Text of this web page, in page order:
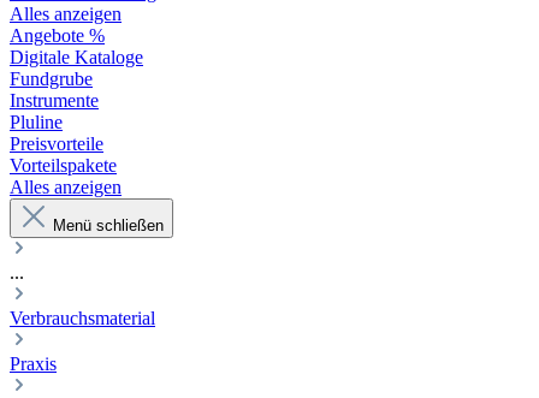
Alles anzeigen
Angebote %
Digitale Kataloge
Fundgrube
Instrumente
Pluline
Preisvorteile
Vorteilspakete
Alles anzeigen
Menü schließen
...
Verbrauchsmaterial
Praxis